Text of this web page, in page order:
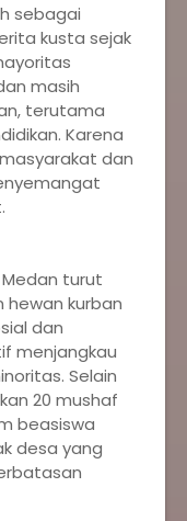
sebagai
kusta sejak
masih
terutama
Karena
dan
turut
kurban
dan
menjangkau
Selain
20 mushaf
beasiswa
desa yang